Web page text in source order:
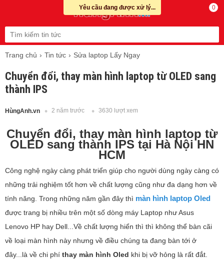
0
Trang chủ Tin tức Sửa laptop Lấy Ngay
Chuyển đổi, thay màn hình laptop từ OLED sang
thành IPS
HùngAnh.vn 2 năm trước 3630 lượt xem
Chuyển đổi, thay màn hình laptop từ
OLED sang thành IPS tại Hà Nội HN
HCM
Công nghệ ngày càng phát triển giúp cho người dùng ngày càng có
những trải nghiệm tốt hơn về chất lượng cũng như đa dạng hơn về
tính năng. Trong những năm gần đây thì màn hình laptop Oled
được trang bị nhiều trên một số dòng máy Laptop như Asus
Lenovo HP hay Dell...Về chất lượng hiển thì thì không thể bàn cãi
về loại màn hình này nhưng về điều chúng ta đang bàn tới ở
đây...là về chi phí thay màn hình Oled khi bị vỡ hỏng là rất đắt.
Yêu cầu đang được xử lý...